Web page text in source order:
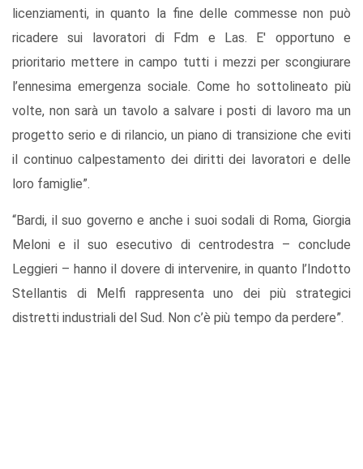
licenziamenti, in quanto la fine delle commesse non può
ricadere sui lavoratori di Fdm e Las. E' opportuno e
prioritario mettere in campo tutti i mezzi per scongiurare
l’ennesima emergenza sociale. Come ho sottolineato più
volte, non sarà un tavolo a salvare i posti di lavoro ma un
progetto serio e di rilancio, un piano di transizione che eviti
il continuo calpestamento dei diritti dei lavoratori e delle
loro famiglie”.
“Bardi, il suo governo e anche i suoi sodali di Roma, Giorgia
Meloni e il suo esecutivo di centrodestra – conclude
Leggieri – hanno il dovere di intervenire, in quanto l’Indotto
Stellantis di Melfi rappresenta uno dei più strategici
distretti industriali del Sud. Non c’è più tempo da perdere”.